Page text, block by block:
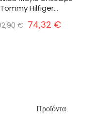
Tommy Hilfiger...
€ 74,32 €
Προϊόντα